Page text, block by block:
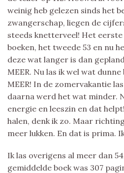
weinig heb gelezen sinds het
zwangerschap, liegen de
steeds knetterveel! Het
boeken, het tweede 53 en nu
deze wat langer is dan
MEER. Nu las ik wel wat
MEER! In de zomervakantie
daarna werd het wat minder.
energie en leeszin en dat
halen, denk ik zo. Maar
meer lukken. En dat is prima.
Ik las overigens al meer dan
gemiddelde boek was 307